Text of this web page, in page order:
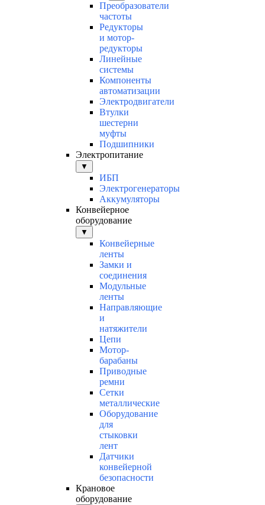
Преобразователи
частоты
Редукторы
и мотор-
редукторы
Линейные
системы
Компоненты
автоматизации
Электродвигатели
Втулки
шестерни
муфты
Подшипники
Электропитание
▼
ИБП
Электрогенераторы
Аккумуляторы
Конвейерное
оборудование
▼
Конвейерные
ленты
Замки и
соединения
Модульные
ленты
Направляющие
и
натяжители
Цепи
Мотор-
барабаны
Приводные
ремни
Сетки
металлические
Оборудование
для
стыковки
лент
Датчики
конвейерной
безопасности
Крановое
оборудование